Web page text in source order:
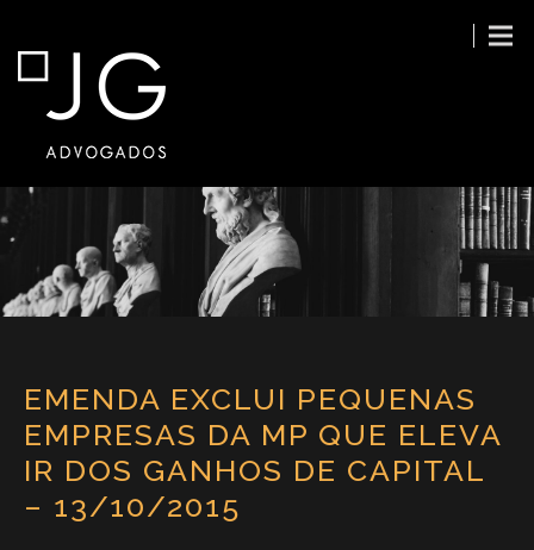
EMENDA EXCLUI PEQUENAS
EMPRESAS DA MP QUE ELEVA
IR DOS GANHOS DE CAPITAL
– 13/10/2015